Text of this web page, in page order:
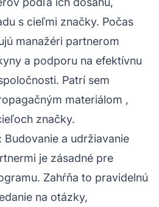
s cieľmi značky. Počas
manažéri partnerom
a podporu na efektívnu
Patrí sem
materiálom ,
značky.
: Budovanie a udržiavanie
je zásadné pre
Zahŕňa to pravidelnú
na otázky,